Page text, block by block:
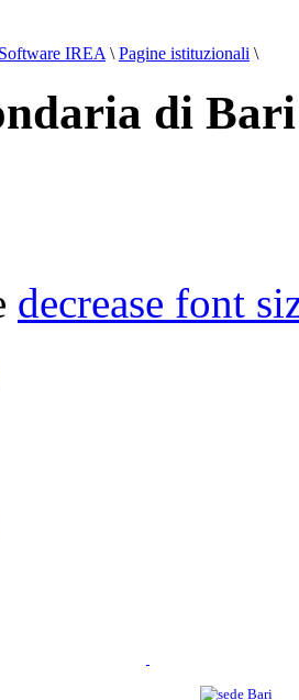
Software IREA \ Pagine istituzionali \
di Bari
decrease font